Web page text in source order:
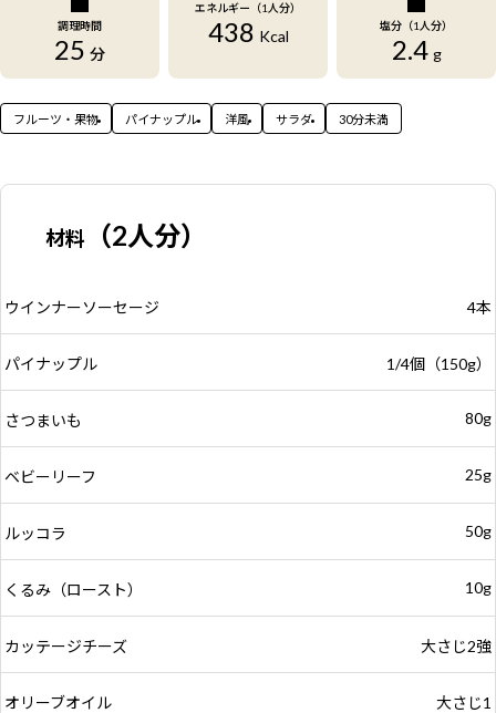
調理時間
25 分
エネルギー（1人分）
438 Kcal
塩分（1人分）
2.4 g
フルーツ・果物 パイナップル 洋風 サラダ 30分未満
材料 （2人分）
ウインナーソーセージ 4本
パイナップル 1/4個（150g）
さつまいも 80g
ベビーリーフ 25g
ルッコラ 50g
くるみ（ロースト） 10g
カッテージチーズ 大さじ2強
オリーブオイル 大さじ1